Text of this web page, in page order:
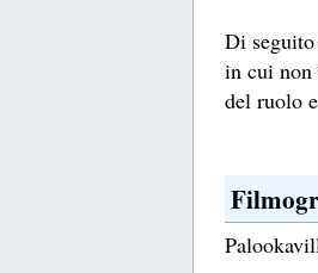
Di
in cui non
del ruolo